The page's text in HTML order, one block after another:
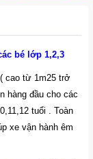
bé lớp 1,2,3
cao từ 1m25 trở
hàng đầu cho các
tuổi . Toàn
xe vận hành êm